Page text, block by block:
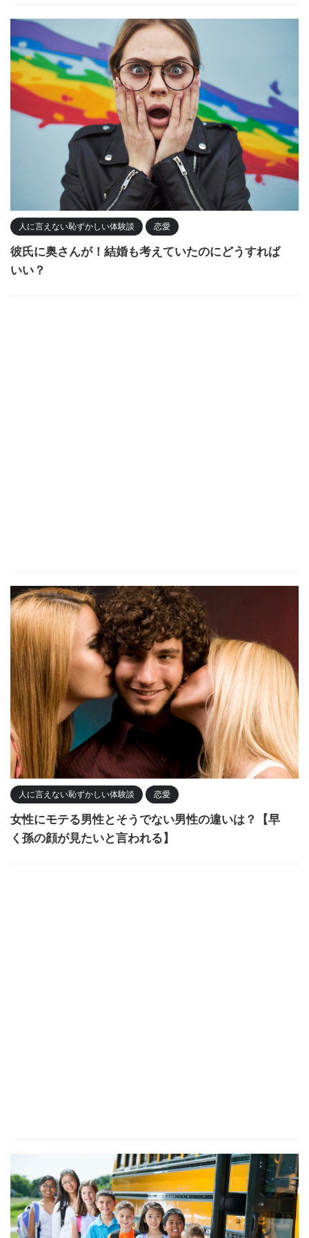
人に言えない恥ずかしい体験談 恋愛
彼氏に奥さんが！結婚も考えていたのにどうすれば
いい？
人に言えない恥ずかしい体験談 恋愛
女性にモテる男性とそうでない男性の違いは？【早
く孫の顔が見たいと言われる】